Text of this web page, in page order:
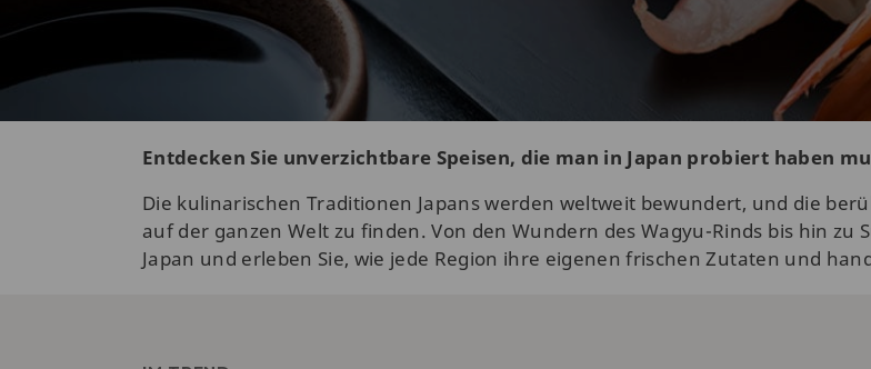
Entdecken Sie unverzichtbare Speisen, die man in Japan probiert haben
Die kulinarischen Traditionen Japans werden weltweit bewundert, und die
auf der ganzen Welt zu finden. Von den Wundern des Wagyu-Rinds bis hin zu
Japan und erleben Sie, wie jede Region ihre eigenen frischen Zutaten und